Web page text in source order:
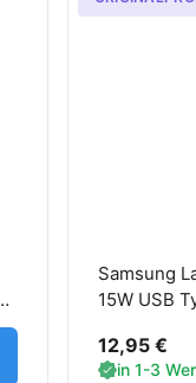
in den Warenkorb
Samsung
15W USB
12,95 €
in 1-3